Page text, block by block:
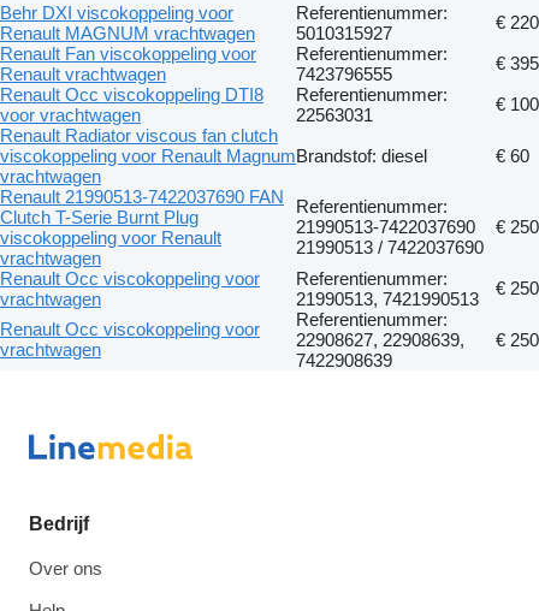
Behr DXI viscokoppeling voor
Renault MAGNUM vrachtwagen
Referentienummer:
5010315927
€ 220
Renault Fan viscokoppeling voor
Renault vrachtwagen
Referentienummer:
7423796555
€ 395
Renault Occ viscokoppeling DTI8
voor vrachtwagen
Referentienummer:
22563031
€ 100
Renault Radiator viscous fan clutch
viscokoppeling voor Renault Magnum
vrachtwagen
Brandstof: diesel
€ 60
Renault 21990513-7422037690 FAN
Clutch T-Serie Burnt Plug
viscokoppeling voor Renault
vrachtwagen
Referentienummer:
21990513-7422037690
21990513 / 7422037690
€ 250
Renault Occ viscokoppeling voor
vrachtwagen
Referentienummer:
21990513, 7421990513
€ 250
Renault Occ viscokoppeling voor
vrachtwagen
Referentienummer:
22908627, 22908639,
7422908639
€ 250
Bedrijf
Over ons